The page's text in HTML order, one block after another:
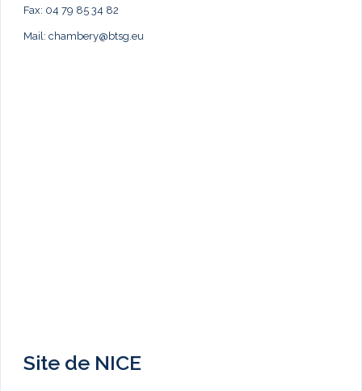
Fax: 04 79 85 34 82
Mail: chambery@btsg.eu
Site de NICE